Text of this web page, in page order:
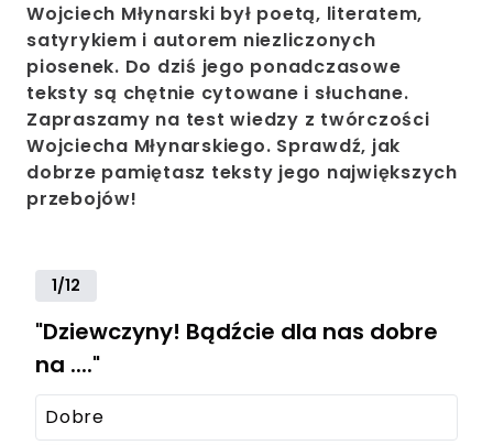
Wojciech Młynarski był poetą, literatem,
satyrykiem i autorem niezliczonych
piosenek. Do dziś jego ponadczasowe
teksty są chętnie cytowane i słuchane.
Zapraszamy na test wiedzy z twórczości
Wojciecha Młynarskiego. Sprawdź, jak
dobrze pamiętasz teksty jego największych
przebojów!
1/12
"Dziewczyny! Bądźcie dla nas dobre
na ...."
Dobre